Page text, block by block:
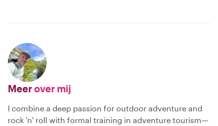
Meerover mij
I combine a deep passion for outdoor adventure and
rock 'n' roll with formal training in adventure tourism—